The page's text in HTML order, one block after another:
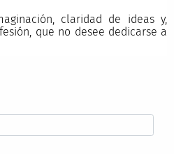
claridad de ideas y,
que no desee dedicarse a